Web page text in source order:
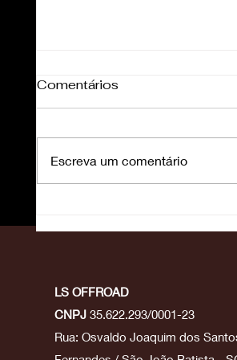
Racing vence o Rally
Comentários
Escreva um comentário
LS OFFROAD
CNPJ 35.622.293/0001-23
Rua: Osvaldo Joaquim dos